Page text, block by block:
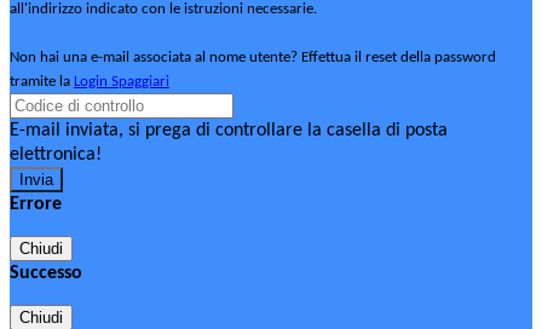
all'indirizzo indicato con le istruzioni necessarie.
Non hai una e-mail associata al nome utente? Effettua il reset della password
tramite la Login Spaggiari
E-mail inviata, si prega di controllare la casella di posta
elettronica!
Errore
Chiudi
Successo
Chiudi